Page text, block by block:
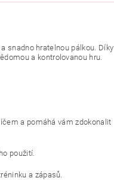
snadno hratelnou pálkou. Díky
a kontrolovanou hru.
a pomáhá vám zdokonalit
použití.
a zápasů.